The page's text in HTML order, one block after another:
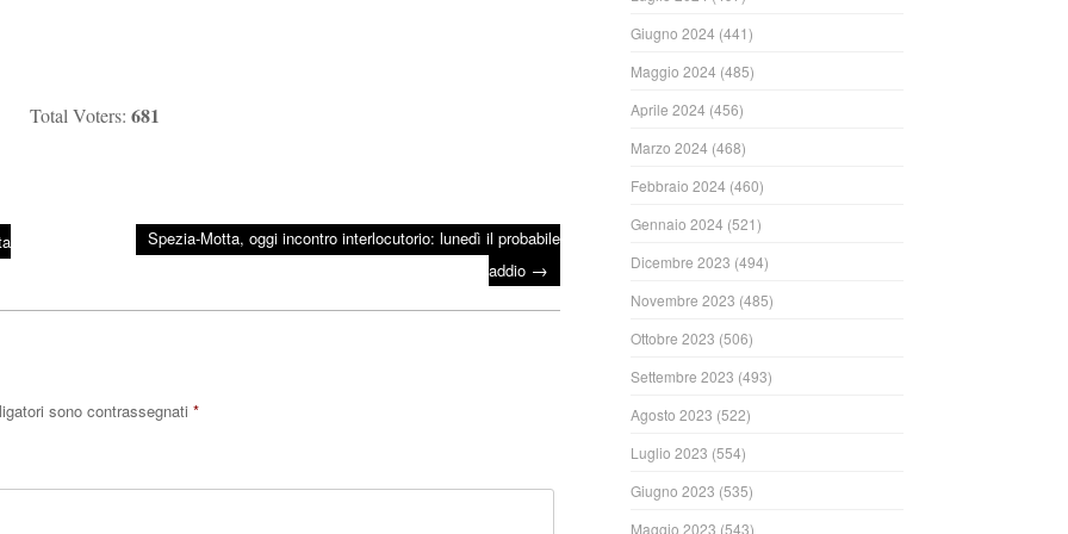
Total Voters:681
Spezia-Motta, oggi incontro interlocutorio: lunedì il probabile
addio →
sono contrassegnati *
Giugno 2024 (441)
Maggio 2024 (485)
Aprile 2024 (456)
Marzo 2024 (468)
Febbraio 2024 (460)
Gennaio 2024 (521)
Dicembre 2023 (494)
Novembre 2023 (485)
Ottobre 2023 (506)
Settembre 2023 (493)
Agosto 2023 (522)
Luglio 2023 (554)
Giugno 2023 (535)
Maggio 2023 (543)